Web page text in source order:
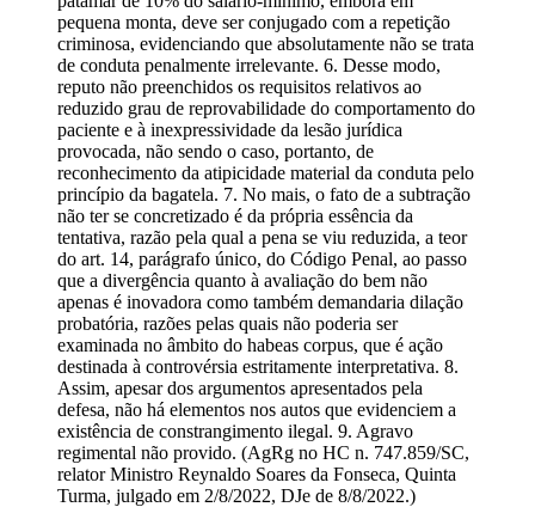
pequena monta, deve ser conjugado com a repetição
criminosa, evidenciando que absolutamente não se trata
de conduta penalmente irrelevante. 6. Desse modo,
reputo não preenchidos os requisitos relativos ao
reduzido grau de reprovabilidade do comportamento do
paciente e à inexpressividade da lesão jurídica
provocada, não sendo o caso, portanto, de
reconhecimento da atipicidade material da conduta pelo
princípio da bagatela. 7. No mais, o fato de a subtração
não ter se concretizado é da própria essência da
tentativa, razão pela qual a pena se viu reduzida, a teor
do art. 14, parágrafo único, do Código Penal, ao passo
que a divergência quanto à avaliação do bem não
apenas é inovadora como também demandaria dilação
probatória, razões pelas quais não poderia ser
examinada no âmbito do habeas corpus, que é ação
destinada à controvérsia estritamente interpretativa. 8.
Assim, apesar dos argumentos apresentados pela
defesa, não há elementos nos autos que evidenciem a
existência de constrangimento ilegal. 9. Agravo
regimental não provido. (AgRg no HC n. 747.859/SC,
relator Ministro Reynaldo Soares da Fonseca, Quinta
Turma, julgado em 2/8/2022, DJe de 8/8/2022.)